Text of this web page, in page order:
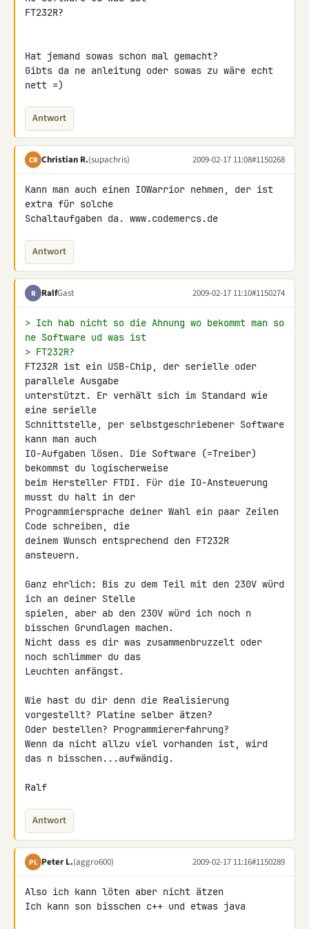
FT232R?
Hat jemand sowas schon mal gemacht?
Gibts da ne anleitung oder sowas zu wäre echt
nett =)
Antwort
CR Christian R.(supachris) 2009-02-17 11:08#1150268
Kann man auch einen IOWarrior nehmen, der ist
extra für solche
Schaltaufgaben da. www.codemercs.de
Antwort
R RalfGast 2009-02-17 11:10#1150274
> Ich hab nicht so die Ahnung wo bekommt man so
ne Software ud was ist
> FT232R?
FT232R ist ein USB-Chip, der serielle oder
parallele Ausgabe
unterstützt. Er verhält sich im Standard wie
eine serielle
Schnittstelle, per selbstgeschriebener Software
kann man auch
IO-Aufgaben lösen. Die Software (=Treiber)
bekommst du logischerweise
beim Hersteller FTDI. Für die IO-Ansteuerung
musst du halt in der
Programmiersprache deiner Wahl ein paar Zeilen
Code schreiben, die
deinem Wunsch entsprechend den FT232R
ansteuern.
Ganz ehrlich: Bis zu dem Teil mit den 230V würd
ich an deiner Stelle
spielen, aber ab den 230V würd ich noch n
bisschen Grundlagen machen.
Nicht dass es dir was zusammenbruzzelt oder
noch schlimmer du das
Leuchten anfängst.
Wie hast du dir denn die Realisierung
vorgestellt? Platine selber ätzen?
Oder bestellen? Programmiererfahrung?
Wenn da nicht allzu viel vorhanden ist, wird
das n bisschen...aufwändig.
Ralf
Antwort
PL Peter L.(aggro600) 2009-02-17 11:16#1150289
Also ich kann löten aber nicht ätzen
Ich kann son bisschen c++ und etwas java